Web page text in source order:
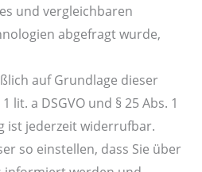
und vergleichbaren
abgefragt wurde,
auf Grundlage dieser
lit. a DSGVO und § 25 Abs. 1
ist jederzeit widerrufbar.
so einstellen, dass Sie über